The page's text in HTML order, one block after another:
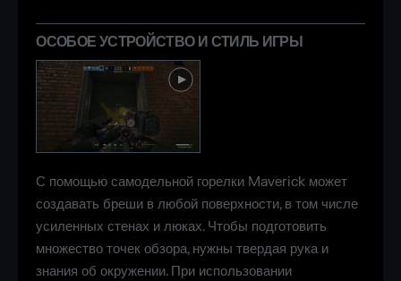
ОСОБОЕ УСТРОЙСТВО И СТИЛЬ ИГРЫ
С помощью самодельной горелки Maverick может
создавать бреши в любой поверхности, в том числе
усиленных стенах и люках. Чтобы подготовить
множество точек обзора, нужны твердая рука и
знания об окружении. При использовании